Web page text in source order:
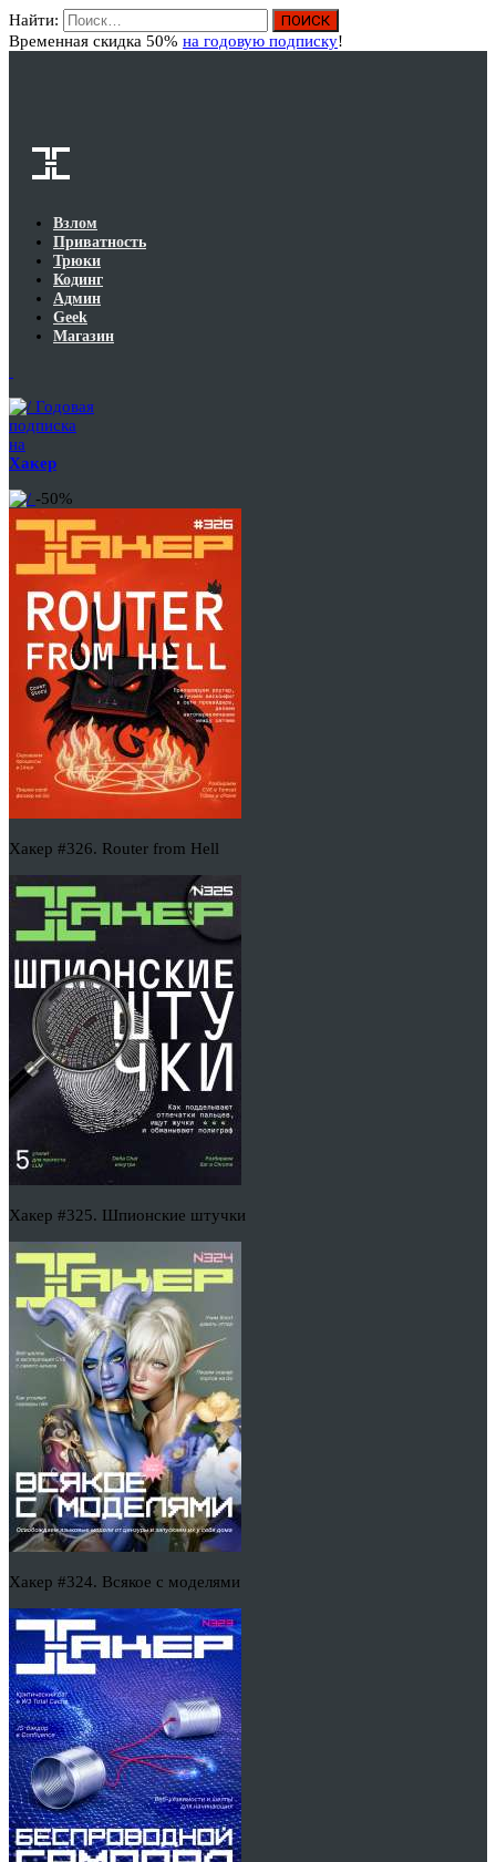
Найти:
Временная скидка 50% на годовую подписку!
Взлом
Приватность
Трюки
Кодинг
Админ
Geek
Магазин
Годовая
подписка
на
Хакер
-50%
Хакер #326. Router from Hell
Хакер #325. Шпионские штучки
Хакер #324. Всякое с моделями